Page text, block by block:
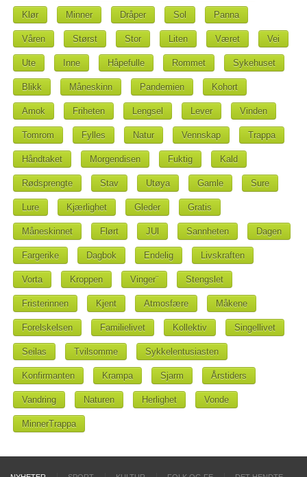
Klør Minner Dråper Sol Panna
Våren Størst Stor Liten Været Vei
Ute Inne Håpefulle Rommet Sykehuset
Blikk Måneskinn Pandemien Kohort
Amok Friheten Lengsel Lever Vinden
Tomrom Fylles Natur Vennskap Trappa
Håndtaket Morgendisen Fuktig Kald
Rødsprengte Stav Utøya Gamle Sure
Lure Kjærlighet Gleder Gratis
Måneskinnet Flørt JUl Sannheten Dagen
Fargerike Dagbok Endelig Livskraften
Vorta Kroppen Vinger¨ Stengslet
Fristerinnen Kjent Atmosfære Måkene
Forelskelsen Familielivet Kollektiv Singellivet
Seilas Tvilsomme Sykkelentusiasten
Konfirmanten Krampa Sjarm Årstiders
Vandring Naturen Herlighet Vonde
MinnerTrappa